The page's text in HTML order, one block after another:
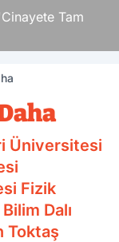
Tam
Üniversitesi
Fizik
Dalı
Toktaş